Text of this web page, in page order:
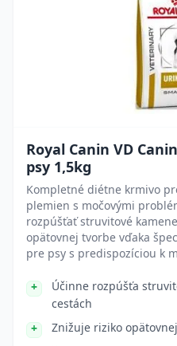
Royal Canin VD
psy 1,5kg
Kompletné diétne krmivo
plemien s močovými
rozpúšťať struvitové
opätovnej tvorbe vďaka
pre psy s predispozíciou k
Účinne rozpúšťa
cestách
Znižuje riziko